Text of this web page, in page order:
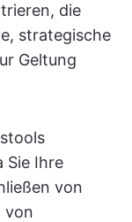
die
strategische
Geltung
Sie Ihre
von
von